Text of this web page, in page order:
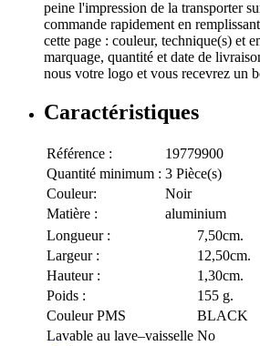
peine l'impression de la transporter
commande rapidement en
cette page : couleur, technique(s) et
marquage, quantité et date de
nous votre logo et vous recevrez un
Caractéristiques
Référence :
19779900
Quantité minimum : 3 Pièce(s)
Couleur:
Noir
Matière :
aluminium
Longueur :
7,50cm.
Largeur :
12,50cm.
Hauteur :
1,30cm.
Poids :
155 g.
Couleur PMS
BLACK
Lavable au lave–vaisselle No